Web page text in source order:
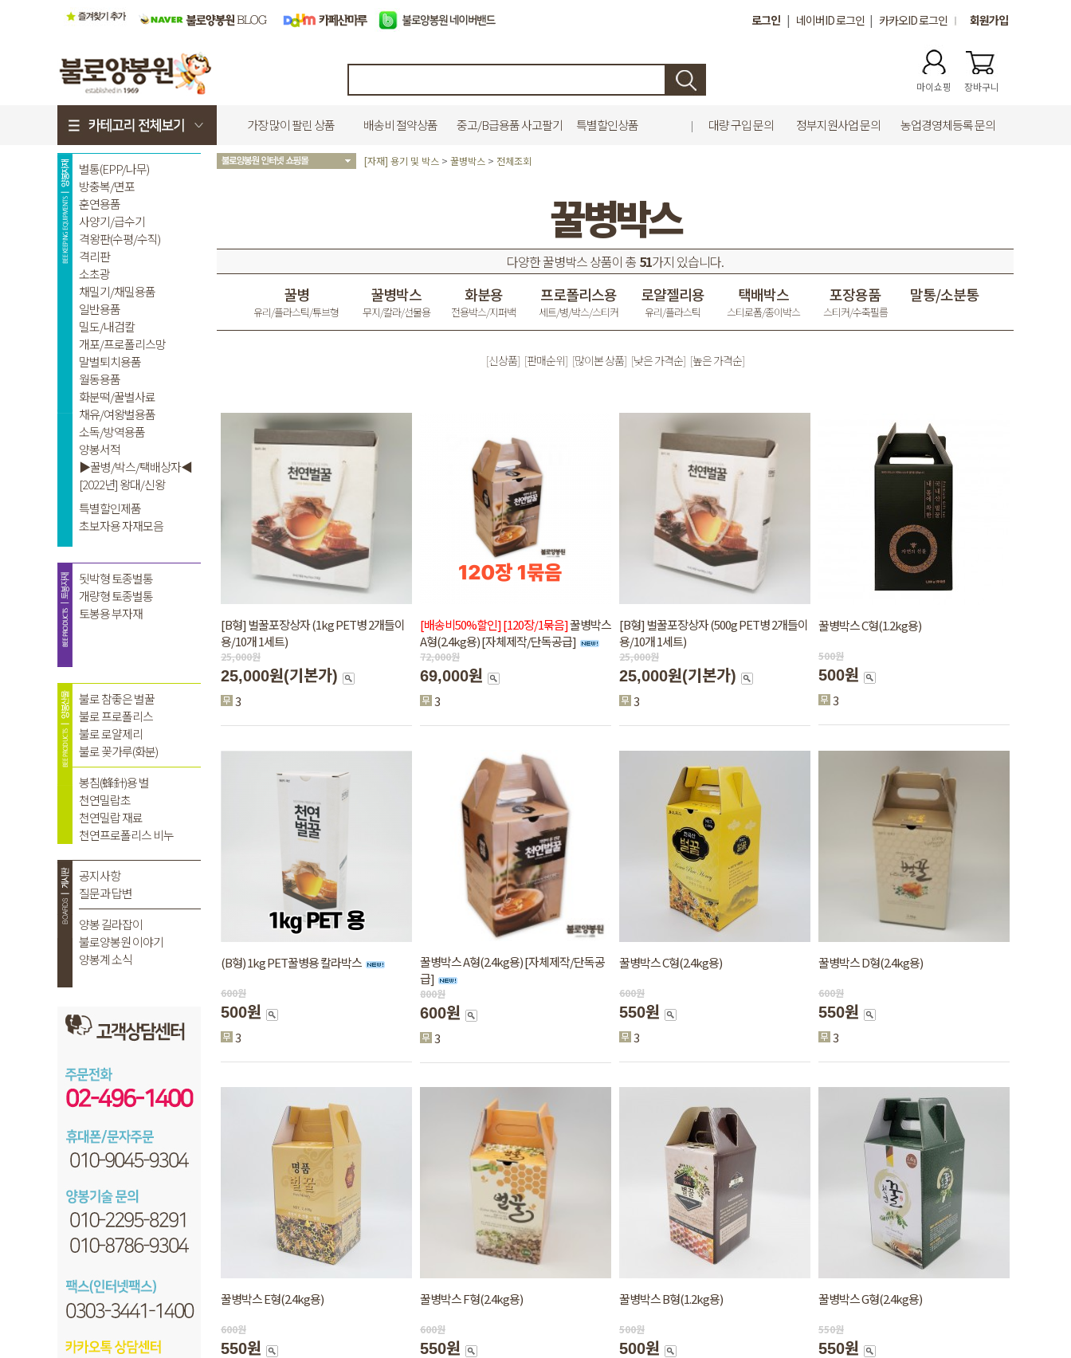
로그인 | 네이버ID 로그인 | 카카오ID 로그인 회원가입
마이쇼핑 장바구니
가장 많이 팔린 상품 배송비 절약상품 중고/B급용품 사고팔기 특별할인상품 | 대량 구입 문의 정부지원사업 문의 농업경영체등록 문의
[자재] 용기 및 박스 > 꿀병박스 > 전체조회
꿀병박스
다양한 꿀병박스 상품이 총 51가지 있습니다.
꿀병
유리/플라스틱/튜브형
꿀병박스
무지/칼라/선물용
화분용
전용박스/지퍼백
프로폴리스용
세트/병/박스/스티커
로얄젤리용
유리/플라스틱
택배박스
스티로폼/종이박스
포장용품
스티커/수축필름
말통/소분통
[신상품] [판매순위] [많이본 상품] [낮은 가격순] [높은 가격순]
[B형] 벌꿀포장상자 (1kg PET병 2개들이
용/10개 1세트)
25,000원
25,000원(기본가)
3
[배송비50%할인][120장/1묶음]꿀병박스
A형(2.4kg용) [자체제작/단독공급]
72,000원
69,000원
3
[B형] 벌꿀포장상자 (500g PET병 2개들이
용/10개 1세트)
25,000원
25,000원(기본가)
3
꿀병박스 C형(1.2kg용)
500원
500원
3
(B형) 1kg PET꿀병용 칼라박스
600원
500원
3
꿀병박스 A형(2.4kg용) [자체제작/단독공
급]
800원
600원
3
꿀병박스 C형(2.4kg용)
600원
550원
3
꿀병박스 D형(2.4kg용)
600원
550원
3
꿀병박스 E형(2.4kg용)
600원
550원
꿀병박스 F형(2.4kg용)
600원
550원
꿀병박스 B형(1.2kg용)
500원
500원
꿀병박스 G형(2.4kg용)
550원
550원